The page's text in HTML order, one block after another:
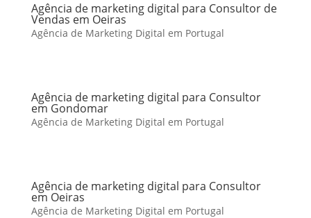
Agência de marketing digital para Consultor de
Vendas em Oeiras
Agência de Marketing Digital em Portugal
Agência de marketing digital para Consultor
em Gondomar
Agência de Marketing Digital em Portugal
Agência de marketing digital para Consultor
em Oeiras
Agência de Marketing Digital em Portugal